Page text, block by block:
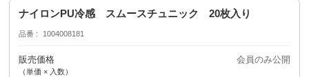
ナイロンPU冷感 スムースチュニック 20枚入り
品番 1004008181
販売価格
（単価 × 入数）
会員のみ公開